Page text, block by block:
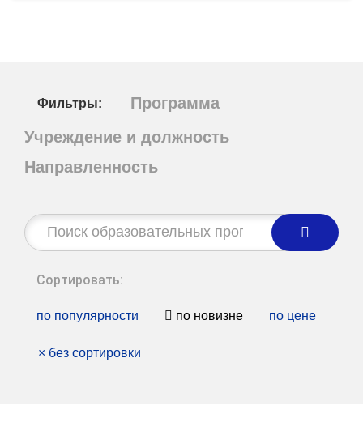
Фильтры:
Программа
Учреждение и должность
Направленность
Строка
поиска:
Сортировать:
по популярности по новизне по цене
× без сортировки